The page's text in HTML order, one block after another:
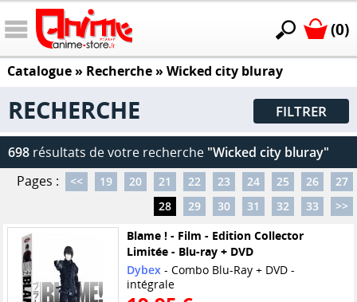
(0)
Catalogue» Recherche » Wicked city bluray
RECHERCHE FILTRER
698 résultats de votre recherche "Wicked city bluray"
Pages :
<< 19 20 21 22 23 24 25 26
27
28
29 30 31 32 33
>>
Blame ! - Film - Edition Collector
Limitée - Blu-ray + DVD
Dybex- Combo Blu-Ray + DVD -
intégrale